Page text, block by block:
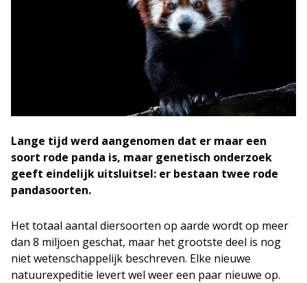
Lange tijd werd aangenomen dat er maar een
soort rode panda is, maar genetisch onderzoek
geeft eindelijk uitsluitsel: er bestaan twee rode
pandasoorten.
Het totaal aantal diersoorten op aarde wordt op meer
dan 8 miljoen geschat, maar het grootste deel is nog
niet wetenschappelijk beschreven. Elke nieuwe
natuurexpeditie levert wel weer een paar nieuwe op.